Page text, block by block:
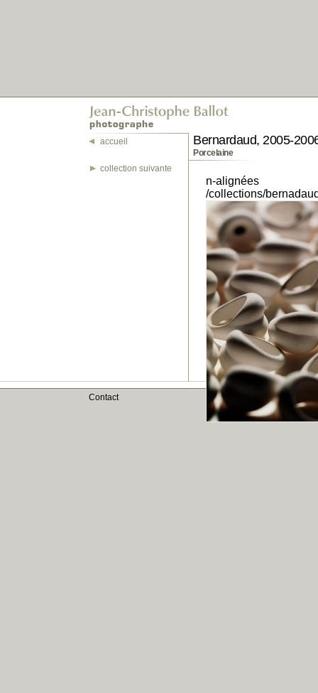
accueil
collection suivante
Bernardaud, 2005-
Porcelaine
n-alignées
/collections/
Contact